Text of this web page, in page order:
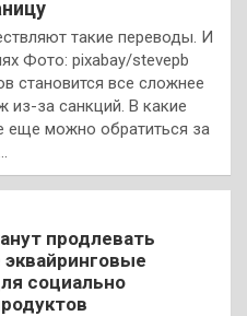
такие переводы. И
Фото: pixabay/stevepb
становится все сложнее
из-за санкций. В какие
еще можно обратиться за
продлевать
социально